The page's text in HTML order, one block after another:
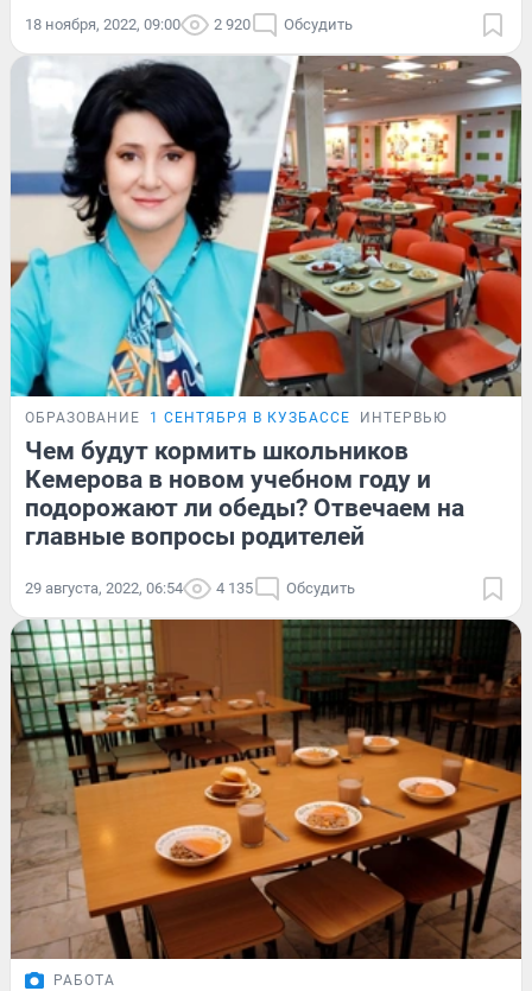
18 ноября, 2022, 09:00 2 920 Обсудить
ОБРАЗОВАНИЕ 1 СЕНТЯБРЯ В КУЗБАССЕ ИНТЕРВЬЮ
Чем будут кормить школьников
Кемерова в новом учебном году и
подорожают ли обеды? Отвечаем на
главные вопросы родителей
29 августа, 2022, 06:54 4 135 Обсудить
РАБОТА